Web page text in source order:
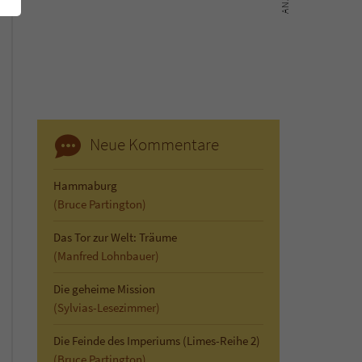
Neue Kommentare
Hammaburg
(Bruce Partington)
Das Tor zur Welt: Träume
(Manfred Lohnbauer)
Die geheime Mission
(Sylvias-Lesezimmer)
Die Feinde des Imperiums (Limes-Reihe 2)